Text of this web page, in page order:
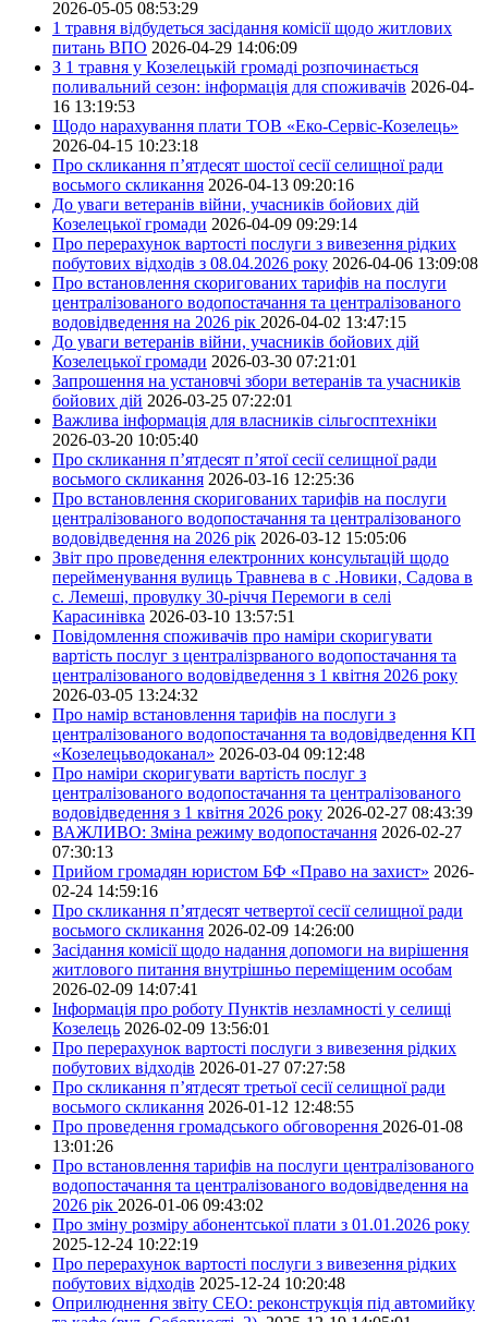
2026-05-05 08:53:29
1 травня відбудеться засідання комісії щодо житлових
питань ВПО 2026-04-29 14:06:09
З 1 травня у Козелецькій громаді розпочинається
поливальний сезон: інформація для споживачів 2026-04-
16 13:19:53
Щодо нарахування плати ТОВ «Еко-Сервіс-Козелець»
2026-04-15 10:23:18
Про скликання п’ятдесят шостої сесії селищної ради
восьмого скликання 2026-04-13 09:20:16
До уваги ветеранів війни, учасників бойових дій
Козелецької громади 2026-04-09 09:29:14
Про перерахунок вартості послуги з вивезення рідких
побутових відходів з 08.04.2026 року 2026-04-06 13:09:08
Про встановлення скоригованих тарифів на послуги
централізованого водопостачання та централізованого
водовідведення на 2026 рік 2026-04-02 13:47:15
До уваги ветеранів війни, учасників бойових дій
Козелецької громади 2026-03-30 07:21:01
Запрошення на установчі збори ветеранів та учасників
бойових дій 2026-03-25 07:22:01
Важлива інформація для власників сільгосптехніки
2026-03-20 10:05:40
Про скликання п’ятдесят п’ятої сесії селищної ради
восьмого скликання 2026-03-16 12:25:36
Про встановлення скоригованих тарифів на послуги
централізованого водопостачання та централізованого
водовідведення на 2026 рік 2026-03-12 15:05:06
Звіт про проведення електронних консультацій щодо
перейменування вулиць Травнева в с .Новики, Садова в
с. Лемеші, провулку 30-річчя Перемоги в селі
Карасинівка 2026-03-10 13:57:51
Повідомлення споживачів про наміри скоригувати
вартість послуг з централізрваного водопостачання та
централізованого водовідведення з 1 квітня 2026 року
2026-03-05 13:24:32
Про намір встановлення тарифів на послуги з
централізованого водопостачання та водовідведення КП
«Козелецьводоканал» 2026-03-04 09:12:48
Про наміри скоригувати вартість послуг з
централізованого водопостачання та централізованого
водовідведення з 1 квітня 2026 року 2026-02-27 08:43:39
ВАЖЛИВО: Зміна режиму водопостачання 2026-02-27
07:30:13
Прийом громадян юристом БФ «Право на захист» 2026-
02-24 14:59:16
Про скликання п’ятдесят четвертої сесії селищної ради
восьмого скликання 2026-02-09 14:26:00
Засідання комісії щодо надання допомоги на вирішення
житлового питання внутрішньо переміщеним особам
2026-02-09 14:07:41
Інформація про роботу Пунктів незламності у селищі
Козелець 2026-02-09 13:56:01
Про перерахунок вартості послуги з вивезення рідких
побутових відходів 2026-01-27 07:27:58
Про скликання п’ятдесят третьої сесії селищної ради
восьмого скликання 2026-01-12 12:48:55
Про проведення громадського обговорення 2026-01-08
13:01:26
Про встановлення тарифів на послуги централізованого
водопостачання та централізованого водовідведення на
2026 рік 2026-01-06 09:43:02
Про зміну розміру абонентської плати з 01.01.2026 року
2025-12-24 10:22:19
Про перерахунок вартості послуги з вивезення рідких
побутових відходів 2025-12-24 10:20:48
Оприлюднення звіту СЕО: реконструкція під автомийку